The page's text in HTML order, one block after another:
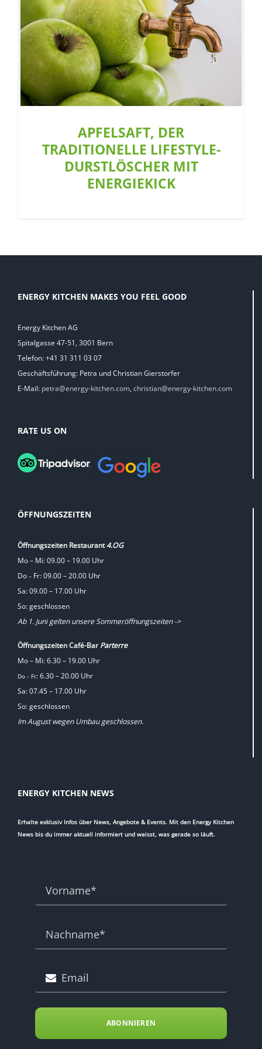
APFELSAFT, DER TRADITIONELLE
LIFESTYLE-DURSTLÖSCHER MIT
ENERGIEKICK
Allgemein Café Restaurant
APFELSAFT, DER
TRADITIONELLE LIFESTYLE-
DURSTLÖSCHER MIT
ENERGIEKICK
ENERGY KITCHEN MAKES YOU FEEL GOOD
Energy Kitchen AG
Spitalgasse 47-51, 3001 Bern
Telefon: +41 31 311 03 07
Geschäftsführung: Petra und Christian Gierstorfer
E-Mail: petra@energy-kitchen.com, christian@energy-kitchen.com
RATE US ON
ÖFFNUNGSZEITEN
Öffnungszeiten Restaurant4.OG
Mo – Mi: 09.00 – 19.00 Uhr
Do – Fr: 09.00 – 20.00 Uhr
Sa: 09.00 – 17.00 Uhr
So: geschlossen
Ab 1. Juni gelten unsere Sommeröffnungszeiten ->
Öffnungszeiten Café-BarParterre
Mo – Mi: 6.30 – 19.00 Uhr
Do – Fr: 6.30 – 20.00 Uhr
Sa: 07.45 – 17.00 Uhr
So: geschlossen
Im August wegen Umbau geschlossen.
ENERGY KITCHEN NEWS
Erhalte exklusiv Infos über News, Angebote & Events. Mit den Energy Kitchen
News bis du immer aktuell informiert und weisst, was gerade so läuft.
ABONNIEREN